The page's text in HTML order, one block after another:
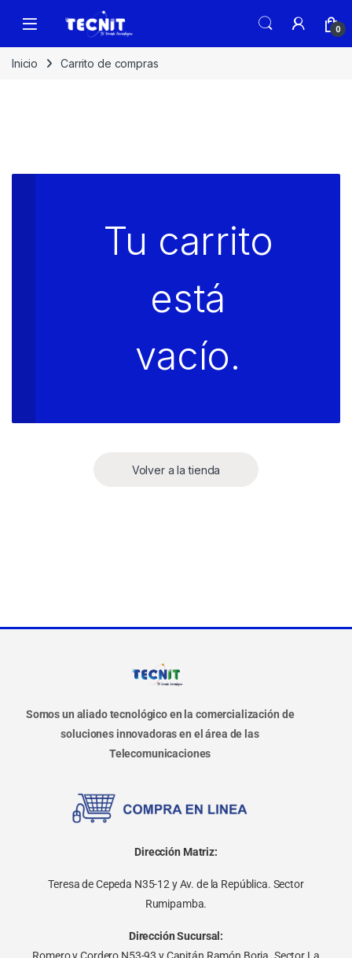
0
Inicio Carrito de compras
Tu carrito
está
vacío.
Volver a la tienda
Somos un aliado tecnológico en la comercialización de
soluciones innovadoras en el área de las
Telecomunicaciones
Dirección Matriz:
Teresa de Cepeda N35-12 y Av. de la República. Sector
Rumipamba.
Dirección Sucursal:
Romero y Cordero N53-93 y Capitán Ramón Borja. Sector La